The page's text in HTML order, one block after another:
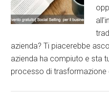
azienda? Ti piacerebbe
azienda ha compiuto e sta
processo di trasformazione